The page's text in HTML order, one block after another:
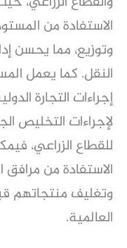
الاستفادة من
وتوزيع، مما يحسن
النقل. كما يعمل
إجراءات التجارة
لإجراءات التخليص
للقطاع الزراعي،
الاستفادة من
وتغليف منتجاتهم
العالمية.